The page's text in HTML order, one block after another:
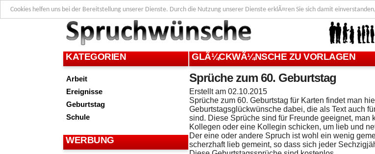
Cookies helfen uns bei der Bereitstellung unserer Dienste. Durch die Nutzung unserer Dienste erklÃ¤ren Sie sich damit
KATEGORIEN
Arbeit
Ereignisse
Geburtstag
Schule
WERBUNG
GLÃ¼CKWÃ¼NSCHE ZU VORLAGEN
Sprüche zum 60. Geburtstag
Erstellt am 02.10.2015
Sprüche zum 60. Geburtstag für Karten findet man
Geburtstagsglückwünsche dabei, die als Text auch
sind. Diese Sprüche sind für Freunde geeignet, man
Kollegen oder eine Kollegin schicken, um lieb und
Der eine oder andere Spruch ist wohl ein wenig
scherzhaft lieb gemeint, so dass sich jeder